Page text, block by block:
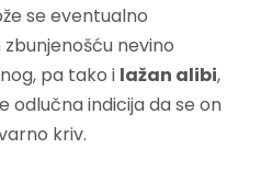
se eventualno
nevino
pa tako i lažan alibi,
odlučna indicija da se on
kriv.